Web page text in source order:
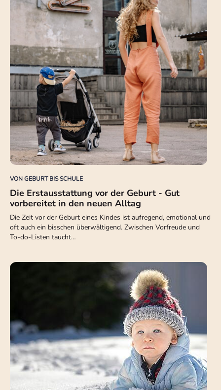
VON GEBURT BIS SCHULE
Die Erstausstattung vor der Geburt - Gut
vorbereitet in den neuen Alltag
Die Zeit vor der Geburt eines Kindes ist aufregend, emotional und
oft auch ein bisschen überwältigend. Zwischen Vorfreude und
To-do-Listen taucht…